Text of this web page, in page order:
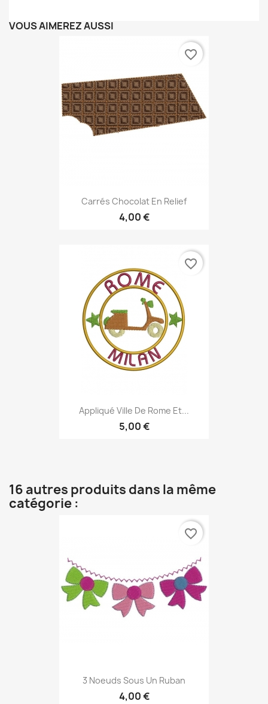
VOUS AIMEREZ AUSSI
Carrés Chocolat En Relief
4,00 €
favorite_border
Appliqué Ville De Rome Et...
5,00 €
favorite_border
16 autres produits dans la même
catégorie :
3 Noeuds Sous Un Ruban
4,00 €
favorite_border